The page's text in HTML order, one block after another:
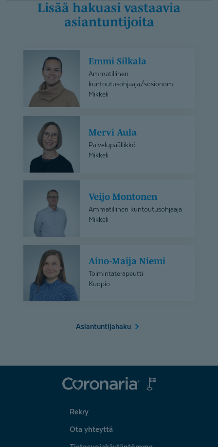
Lisää hakuasi vastaavia
asiantuntijoita
Emmi
Silkala
Emmi Silkala
Ammatillinen
kuntoutusohjaaja/sosionomi
Mikkeli
Mervi Aula
Palvelupäällikkö
Mikkeli
Montonen
Veijo Montonen
Ammatillinen kuntoutusohjaaja
Mikkeli
Niemi
Aino-Maija Niemi
Toimintaterapeutti
Kuopio
Asiantuntijahaku
Coronaria
Rekry
Ota yhteyttä